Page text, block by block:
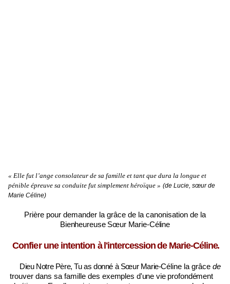
« Elle fut l’ange consolateur de sa famille et tant que dura la longue et
pénible épreuve sa conduite fut simplement héroïque » (de Lucie, sœur de
Marie Céline)
Prière pour demander la grâce de la canonisationde la
Bienheureuse Sœur Marie-Céline
Confier une intention à l'intercession de Marie-Céline.
Dieu Notre Père, Tu as donné à Sœur Marie-Céline la grâcede
trouver dans sa famille des exemples d'une vie profondément